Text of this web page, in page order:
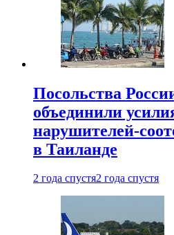
Посольства
объединили
нарушителей-
в Таиланде
2 года спустя2 года спустя